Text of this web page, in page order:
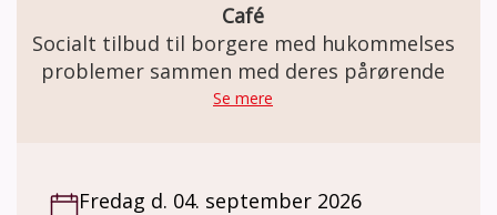
Café
Socialt tilbud til borgere med hukommelses
problemer sammen med deres pårørende
Se mere
Fredag d. 04. september 2026